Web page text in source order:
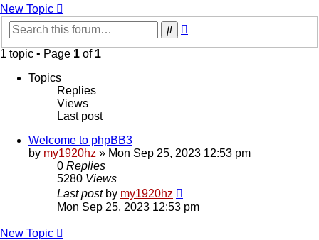
New Topic
Search
1 topic • Page 1 of 1
Topics
Replies
Views
Last post
Welcome to phpBB3
by my1920hz » Mon Sep 25, 2023 12:53 pm
0 Replies
5280 Views
Last post by my1920hz
Mon Sep 25, 2023 12:53 pm
New Topic